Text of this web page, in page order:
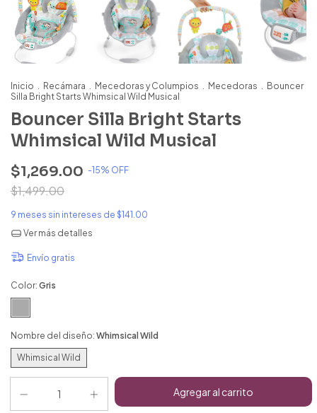
Inicio . Recámara . Mecedoras y Columpios . Mecedoras . Bouncer
Silla Bright Starts Whimsical Wild Musical
Bouncer Silla Bright Starts
Whimsical Wild Musical
$1,269.00 -15% OFF
$1,499.00
9 meses sin intereses de $141.00
Ver más detalles
Envío gratis
Color: Gris
Nombre del diseño: Whimsical Wild
Whimsical Wild